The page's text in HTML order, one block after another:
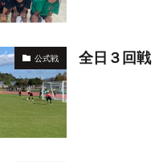
公式戦 全日３回戦